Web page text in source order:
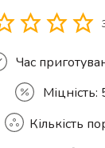
Час
Міцність:
Кількість